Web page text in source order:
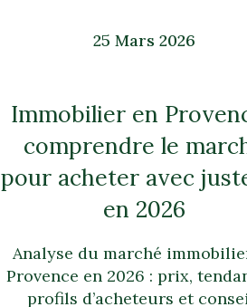
25 Mars 2026
Immobilier en
comprendre le
pour acheter avec
en 2026
Analyse du marché
Provence en 2026 : prix,
profils d’acheteurs et